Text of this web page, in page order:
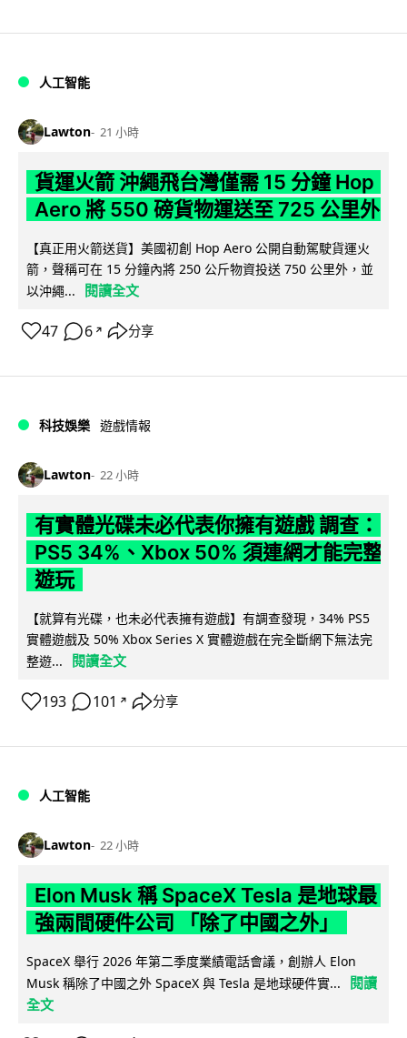
人工智能
Lawton 21 小時
貨運火箭 沖繩飛台灣僅需 15 分鐘 Hop
Aero 將 550 磅貨物運送至 725 公里外
【真正用火箭送貨】美國初創 Hop Aero 公開自動駕駛貨運火
箭，聲稱可在 15 分鐘內將 250 公斤物資投送 750 公里外，並
以沖繩...
閱讀全文
47 6 ↗ 分享
科技娛樂 遊戲情報
Lawton 22 小時
有實體光碟未必代表你擁有遊戲 調查：
PS5 34%、Xbox 50% 須連網才能完整
遊玩
【就算有光碟，也未必代表擁有遊戲】有調查發現，34% PS5
實體遊戲及 50% Xbox Series X 實體遊戲在完全斷網下無法完
整遊...
閱讀全文
193 101 ↗ 分享
人工智能
Lawton 22 小時
Elon Musk 稱 SpaceX Tesla 是地球最
強兩間硬件公司 「除了中國之外」
SpaceX 舉行 2026 年第二季度業績電話會議，創辦人 Elon
Musk 稱除了中國之外 SpaceX 與 Tesla 是地球硬件實...
閱讀
全文